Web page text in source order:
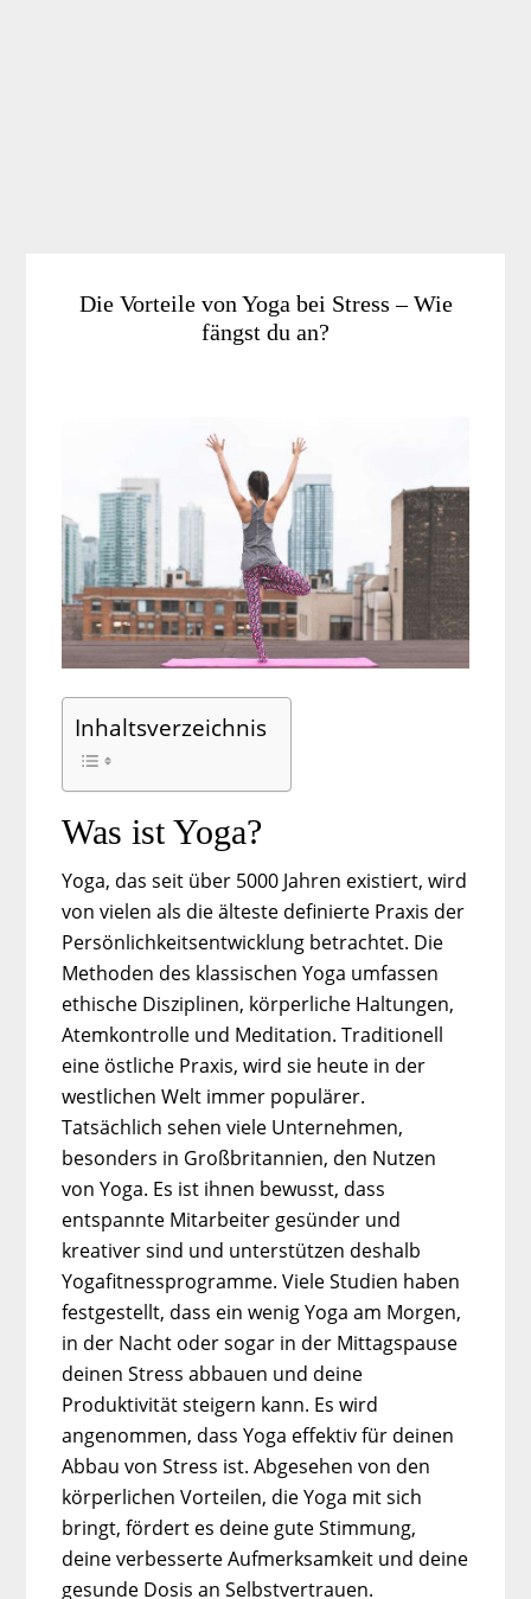
Die Vorteile von Yoga bei Stress – Wie
fängst du an?
Inhaltsverzeichnis
Was ist Yoga?
Yoga, das seit über 5000 Jahren existiert, wird
von vielen als die älteste definierte Praxis der
Persönlichkeitsentwicklung betrachtet. Die
Methoden des klassischen Yoga umfassen
ethische Disziplinen, körperliche Haltungen,
Atemkontrolle und Meditation. Traditionell
eine östliche Praxis, wird sie heute in der
westlichen Welt immer populärer.
Tatsächlich sehen viele Unternehmen,
besonders in Großbritannien, den Nutzen
von Yoga. Es ist ihnen bewusst, dass
entspannte Mitarbeiter gesünder und
kreativer sind und unterstützen deshalb
Yogafitnessprogramme. Viele Studien haben
festgestellt, dass ein wenig Yoga am Morgen,
in der Nacht oder sogar in der Mittagspause
deinen Stress abbauen und deine
Produktivität steigern kann. Es wird
angenommen, dass Yoga effektiv für deinen
Abbau von Stress ist. Abgesehen von den
körperlichen Vorteilen, die Yoga mit sich
bringt, fördert es deine gute Stimmung,
deine verbesserte Aufmerksamkeit und deine
gesunde Dosis an Selbstvertrauen.